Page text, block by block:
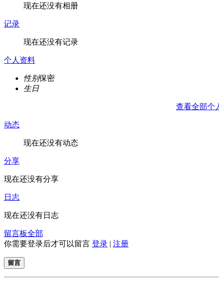
现在还没有相册
记录
现在还没有记录
个人资料
性别保密
生日
查看全部个
动态
现在还没有动态
分享
现在还没有分享
日志
现在还没有日志
留言板全部
你需要登录后才可以留言 登录 | 注册
留言